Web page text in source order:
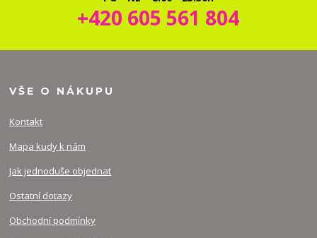
+420 605 561 804
VŠE O NÁKUPU
Kontakt
Mapa kudy k nám
Jak jednoduše objednat
Ostatní dotazy
Obchodní podmínky